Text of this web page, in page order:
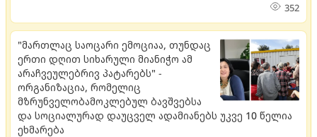
352
"მართლაც საოცარი ემოციაა, თუნდაც
ერთი დღით სიხარული მიანიჭო ამ
არაჩვეულებრივ პატარებს" -
ორგანიზაცია, რომელიც
მზრუნველობამოკლებულ ბავშვებსა
და სოციალურად დაუცველ ადამიანებს უკვე 10 წელია
ეხმარება